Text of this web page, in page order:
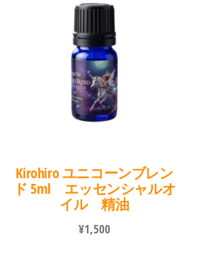
Kirohiro ユニコーンブレン
ド 5ml エッセンシャルオ
イル 精油
¥1,500